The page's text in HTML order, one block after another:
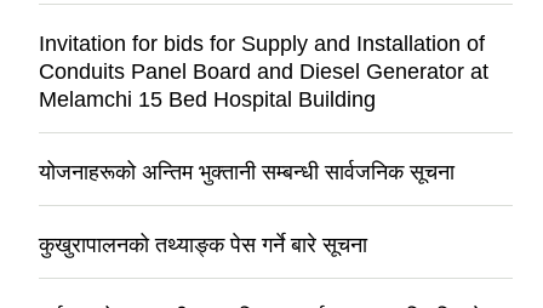
Invitation for bids for Supply and Installation of
Conduits Panel Board and Diesel Generator at
Melamchi 15 Bed Hospital Building
योजनाहरूको अन्तिम भुक्तानी सम्बन्धी सार्वजनिक सूचना
कुखुरापालनको तथ्याङ्क पेस गर्ने बारे सूचना